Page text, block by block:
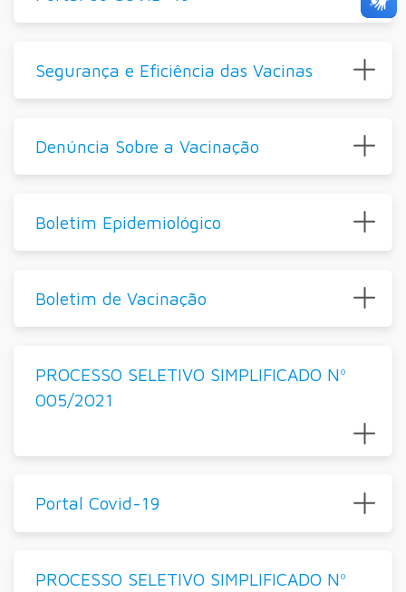
Segurança e Eficiência das Vacinas
Denúncia Sobre a Vacinação
Boletim Epidemiológico
Boletim de Vacinação
PROCESSO SELETIVO SIMPLIFICADO Nº
005/2021
Portal Covid-19
PROCESSO SELETIVO SIMPLIFICADO Nº